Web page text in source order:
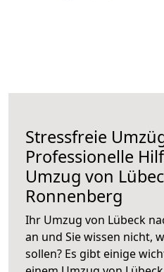
Stressfreie
Professionelle
Umzug von
Ronnenberg
Ihr Umzug von Lübeck
an und Sie wissen nicht,
sollen? Es gibt einige